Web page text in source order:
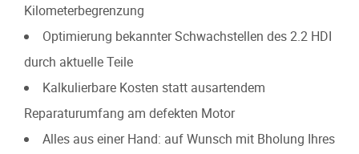
Kilometerbegrenzung
Optimierung bekannter Schwachstellen des 2.2 HDI
durch aktuelle Teile
Kalkulierbare Kosten statt ausartendem
Reparaturumfang am defekten Motor
Alles aus einer Hand: auf Wunsch mit Bholung Ihres